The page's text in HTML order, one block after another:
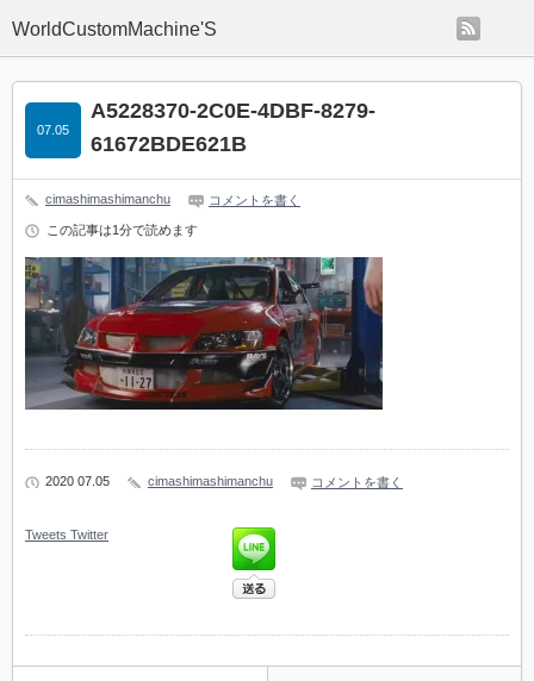
WorldCustomMachine'S
A5228370-2C0E-4DBF-8279-
61672BDE621B
07.05
cimashimashimanchu コメントを書く
この記事は1分で読めます
2020 07.05 cimashimashimanchu コメントを書く
Tweets Twitter